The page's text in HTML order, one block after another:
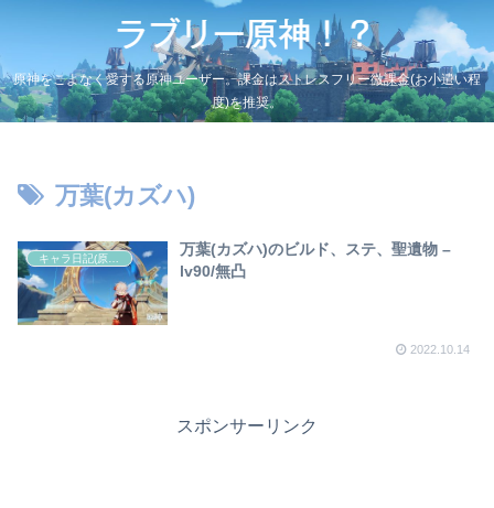
原神をこよなく愛する原神ユーザー。課金はストレスフリー微課金(お小遣い程
度)を推奨。
万葉(カズハ)
万葉(カズハ)のビルド、ステ、聖遺物 –
lv90/無凸
2022.10.14
スポンサーリンク